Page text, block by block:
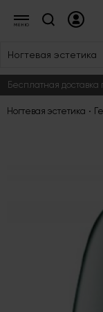
Ногтевая эстетика
Бесплатная доставка
Ногтевая эстетика